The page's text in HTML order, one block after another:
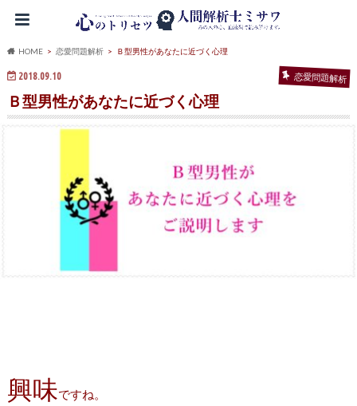
HOME 恋愛問題解析 Ｂ型男性があなたに近づく心理
2018.09.10 恋愛問題解析
Ｂ型男性があなたに近づく心理
興味ですね。